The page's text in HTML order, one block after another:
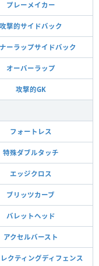
プレーメイカー
攻撃的サイドバック
ーラップサイドバック
オーバーラップ
攻撃的GK
フォートレス
特殊ダブルタッチ
エッジクロス
ブリッツカーブ
バレットヘッド
アクセルバースト
クティングディフェンス